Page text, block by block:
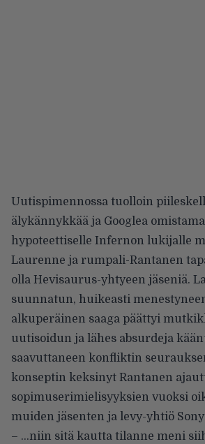
Uutispimennossa tuolloin
älykännykkää ja Googlea
hypoteettiselle Infernon lukijalle
Laurenne ja rumpali-Rantanen
olla Hevisaurus-yhtyeen jäseniä.
suunnatun, huikeasti
alkuperäinen saaga päättyi
uutisoidun ja lähes absurdeja
saavuttaneen konfliktin
konseptin keksinyt Rantanen
sopimuserimielisyyksien vuoksi
muiden jäsenten ja levy-yhtiö
– …niin sitä kautta tilanne meni